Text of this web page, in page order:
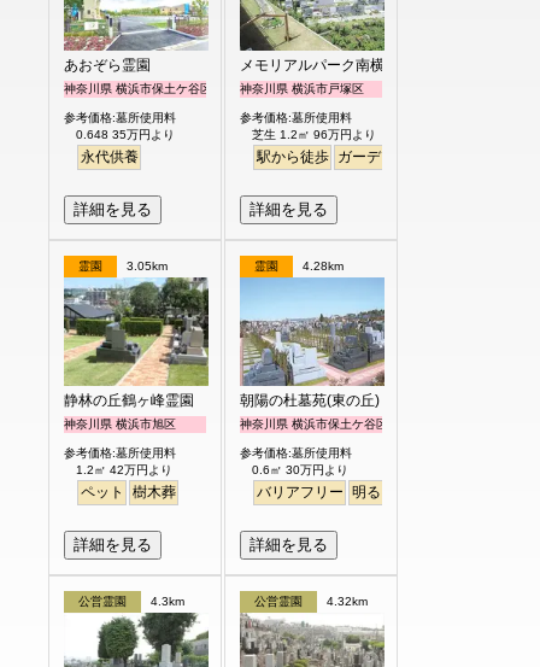
あおぞら霊園
神奈川県 横浜市保土ケ谷区
参考価格:墓所使用料
0.648 35万円より
永代供養
詳細を見る
メモリアルパーク南横浜
神奈川県 横浜市戸塚区
参考価格:墓所使用料
芝生 1.2㎡ 96万円より
駅から徒歩 ガーデニング
詳細を見る
霊園 3.05km
静林の丘鶴ヶ峰霊園
神奈川県 横浜市旭区
参考価格:墓所使用料
1.2㎡ 42万円より
ペット 樹木葬
詳細を見る
霊園 4.28km
朝陽の杜墓苑(東の丘)
神奈川県 横浜市保土ケ谷区
参考価格:墓所使用料
0.6㎡ 30万円より
バリアフリー 明るい
詳細を見る
公営霊園 4.3km 公営霊園 4.32km